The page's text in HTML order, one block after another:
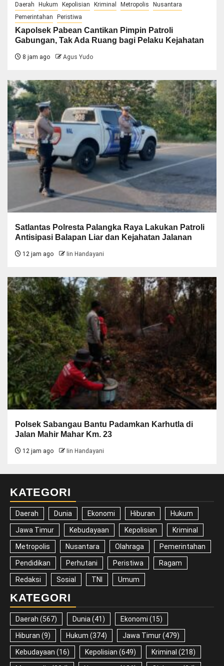
Daerah Hukum Kepolisian Kriminal Metropolis
Nusantara
Pemerintahan
Peristiwa
Kapolsek Pabean Cantikan Pimpin Patroli
Gabungan, Tak Ada Ruang bagi Pelaku Kejahatan
8 jam ago Agus Yudo
Satlantas Polresta Palangka Raya Lakukan Patroli
Antisipasi Balapan Liar dan Kejahatan Jalanan
12 jam ago Iin Handayani
Polsek Sabangau Bantu Padamkan Karhutla di
Jalan Mahir Mahar Km. 23
12 jam ago Iin Handayani
KATEGORI
Daerah Dunia Ekonomi Hiburan Hukum
Jawa Timur Kebudayaan Kepolisian Kriminal
Metropolis Nusantara Olahraga Pemerintahan
Pendidikan Perhutani Peristiwa Ragam
Redaksi Sosial TNI Umum
KATEGORI
Daerah (567) Dunia (41) Ekonomi (15)
Hiburan (9) Hukum (374) Jawa Timur(479)
Kebudayaan (16) Kepolisian (649) Kriminal (218)